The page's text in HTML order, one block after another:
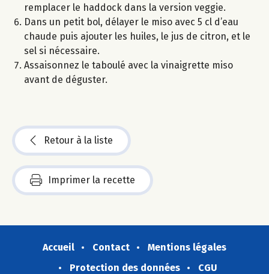
remplacer le haddock dans la version veggie.
Dans un petit bol, délayer le miso avec 5 cl d’eau
chaude puis ajouter les huiles, le jus de citron, et le
sel si nécessaire.
Assaisonnez le taboulé avec la vinaigrette miso
avant de déguster.
Retour à la liste
Imprimer la recette
Accueil Contact
Mentions légales
Protection des données
CGU